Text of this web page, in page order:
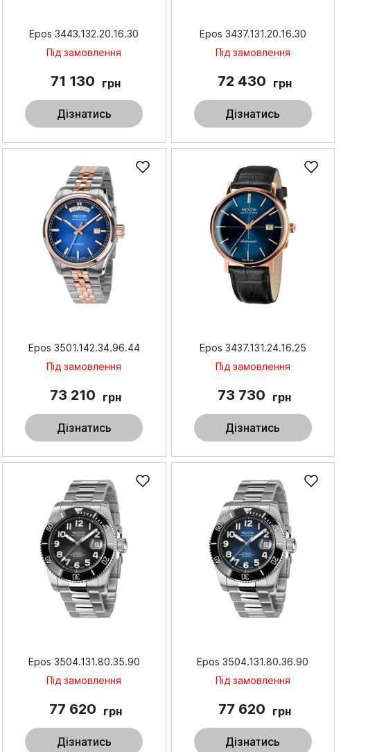
Epos 3443.132.20.16.30
Під замовлення
71 130 грн
Дізнатись
Epos 3437.131.20.16.30
Під замовлення
72 430 грн
Дізнатись
Epos 3501.142.34.96.44
Під замовлення
73 210 грн
Дізнатись
Epos 3437.131.24.16.25
Під замовлення
73 730 грн
Дізнатись
Epos 3504.131.80.35.90
Під замовлення
77 620 грн
Дізнатись
Epos 3504.131.80.36.90
Під замовлення
77 620 грн
Дізнатись